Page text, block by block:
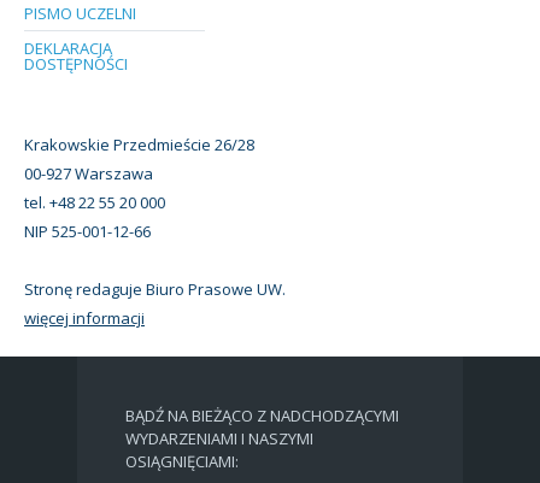
PISMO UCZELNI
DEKLARACJA
DOSTĘPNOŚCI
Krakowskie Przedmieście 26/28
00-927 Warszawa
tel. +48 22 55 20 000
NIP 525-001-12-66
Stronę redaguje Biuro Prasowe UW.
więcej informacji
BĄDŹ NA BIEŻĄCO Z NADCHODZĄCYMI
WYDARZENIAMI I NASZYMI
OSIĄGNIĘCIAMI: